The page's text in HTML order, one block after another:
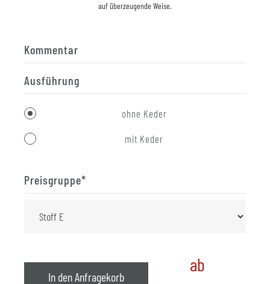
auf überzeugende Weise.
Kommentar
Ausführung
ohne Keder
mit Keder
Preisgruppe*
In den Anfragekorb
ab